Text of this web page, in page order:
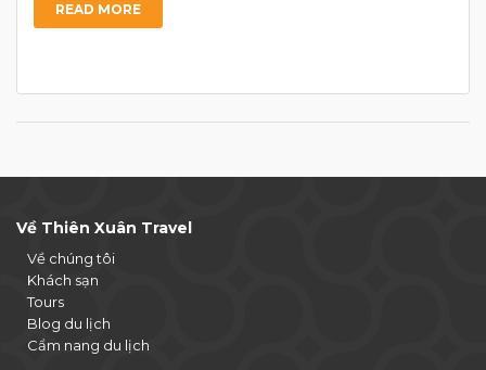
READ MORE
Về Thiên Xuân Travel
Về chúng tôi
Khách sạn
Tours
Blog du lịch
Cẩm nang du lịch